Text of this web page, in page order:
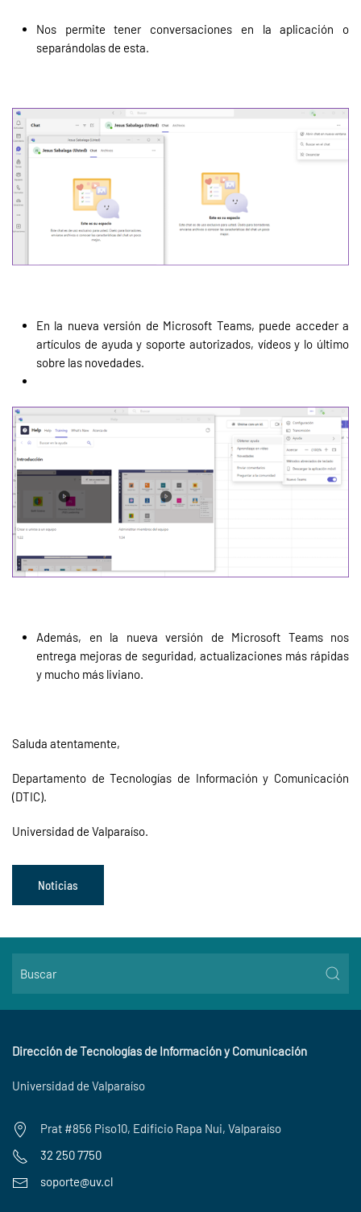
Nos permite tener conversaciones en la aplicación o
separándolas de esta.
En la nueva versión de Microsoft Teams, puede acceder a
artículos de ayuda y soporte autorizados, vídeos y lo último
sobre las novedades.
Además, en la nueva versión de Microsoft Teams nos
entrega mejoras de seguridad, actualizaciones más rápidas
y mucho más liviano.
Saluda atentamente,
Departamento de Tecnologías de Información y Comunicación
(DTIC).
Universidad de Valparaíso.
Noticias
Dirección de Tecnologías de Información y Comunicación
Universidad de Valparaíso
Prat #856 Piso10, Edificio Rapa Nui, Valparaíso
32 250 7750
soporte@uv.cl